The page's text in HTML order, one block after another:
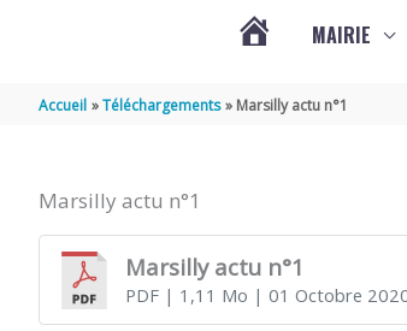
MAIRIE
Accueil Téléchargements Marsilly actu n°1
Marsilly actu n°1
Marsilly actu n°1
PDF| 1,11 Mo | 01 Octobre